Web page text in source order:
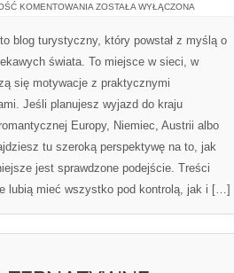
KOMENTOWANIA WIELKA
ZOSTAŁA WYŁĄCZONA
blog turystyczny, który powstał z myślą o
świata. To miejsce w sieci, w
się motywacje z praktycznymi
Jeśli planujesz wyjazd do kraju
Europy, Niemiec, Austrii albo
tu szeroką perspektywę na to, jak
jest sprawdzone podejście. Treści
lubią mieć wszystko pod kontrolą, jak i […]